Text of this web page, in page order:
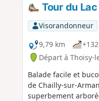
Tour du
Visorandonneur
9,79 km
Départ à Thoisy-
Balade facile et
de Chailly-sur-
superbement